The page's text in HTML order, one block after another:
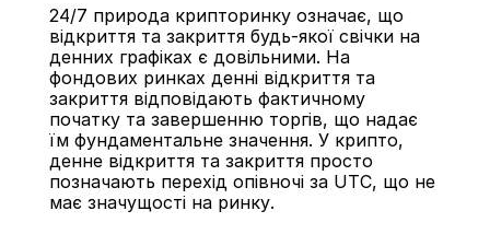
24/7 природа крипторинку означає, що
відкриття та закриття будь-якої свічки на
денних графіках є довільними. На
фондових ринках денні відкриття та
закриття відповідають фактичному
початку та завершенню торгів, що надає
їм фундаментальне значення. У крипто,
денне відкриття та закриття просто
позначають перехід опівночі за UTC, що не
має значущості на ринку.